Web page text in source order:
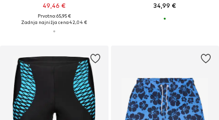
49,46 €
Prvotno: 65,95 €
Zadnja najnižja cena42,04 €
34,99 €